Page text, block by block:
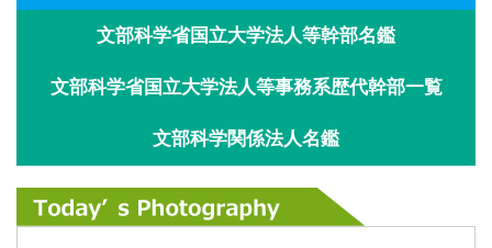
文部科学省国立大学法人等幹部名鑑
文部科学省国立大学法人等事務系歴代幹部一覧
文部科学関係法人名鑑